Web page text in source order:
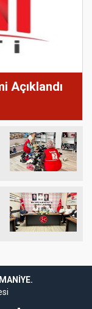
Açıklandı
girişperabet